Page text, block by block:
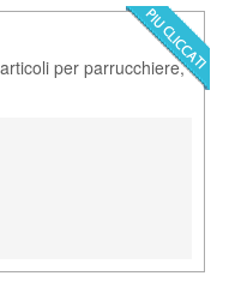
per parrucchiere,